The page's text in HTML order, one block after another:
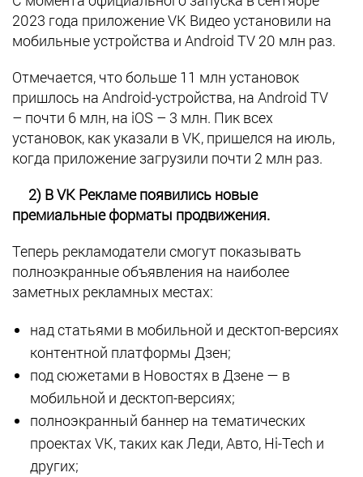
2023 года приложение VK Видео установили на
мобильные устройства и Android TV 20 млн раз.
Отмечается, что больше 11 млн установок
пришлось на Android-устройства, на Android TV
– почти 6 млн, на iOS – 3 млн. Пик всех
установок, как указали в VK, пришелся на июль,
когда приложение загрузили почти 2 млн раз.
2) В VK Рекламе появились новые
премиальные форматы продвижения.
Теперь рекламодатели смогут показывать
полноэкранные объявления на наиболее
заметных рекламных местах:
над статьями в мобильной и десктоп-версиях
контентной платформы Дзен;
под сюжетами в Новостях в Дзене — в
мобильной и десктоп-версиях;
полноэкранный баннер на тематических
проектах VK, таких как Леди, Авто, Hi-Tech и
других;